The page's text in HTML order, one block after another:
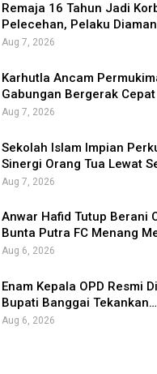
Remaja 16 Tahun Jadi
Pelecehan, Pelaku
Aug 7, 2026
Karhutla Ancam
Gabungan Bergerak Cepat
Aug 7, 2026
Sekolah Islam Impian
Sinergi Orang Tua Lewat
Aug 7, 2026
Anwar Hafid Tutup Berani
Bunta Putra FC Menang
Aug 6, 2026
Enam Kepala OPD Resmi
Bupati Banggai Tekankan…
Aug 6, 2026